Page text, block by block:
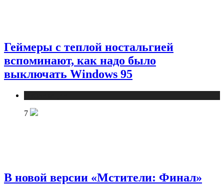
Геймеры с теплой ностальгией
вспоминают, как надо было
выключать Windows 95
7
В новой версии «Мстители: Финал»